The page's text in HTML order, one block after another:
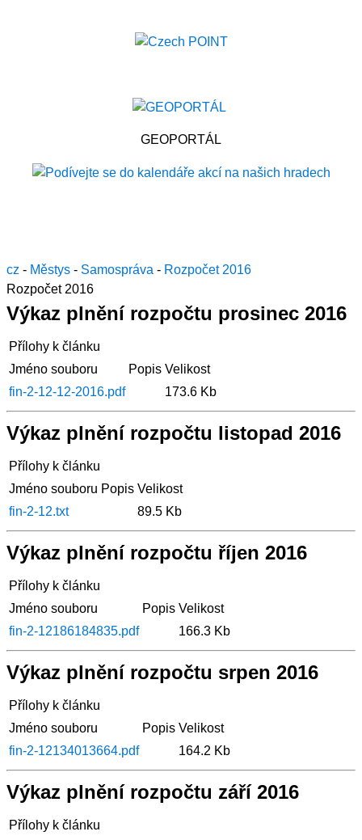
GEOPORTÁL
cz - Městys - Samospráva - Rozpočet 2016
Rozpočet 2016
Výkaz plnění rozpočtu prosinec 2016
Přílohy k článku
Jméno souboru
Popis Velikost
fin-2-12-12-2016.pdf
173.6 Kb
Výkaz plnění rozpočtu listopad 2016
Přílohy k článku
Jméno souboru Popis Velikost
fin-2-12.txt
89.5 Kb
Výkaz plnění rozpočtu říjen 2016
Přílohy k článku
Jméno souboru
Popis Velikost
fin-2-12186184835.pdf
166.3 Kb
Výkaz plnění rozpočtu srpen 2016
Přílohy k článku
Jméno souboru
Popis Velikost
fin-2-12134013664.pdf
164.2 Kb
Výkaz plnění rozpočtu září 2016
Přílohy k článku